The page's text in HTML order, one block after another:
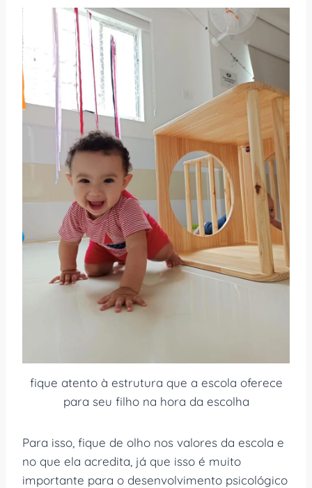
fique atento à estrutura que a escola oferece
para seu filho na hora da escolha
Para isso, fique de olho nos valores da escola e
no que ela acredita, já que isso é muito
importante para o desenvolvimento psicológico